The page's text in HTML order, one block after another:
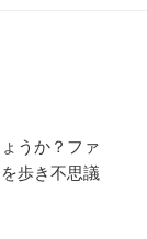
うか？ファ
歩き不思議